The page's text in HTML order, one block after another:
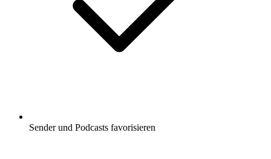
Sender und Podcasts favorisieren